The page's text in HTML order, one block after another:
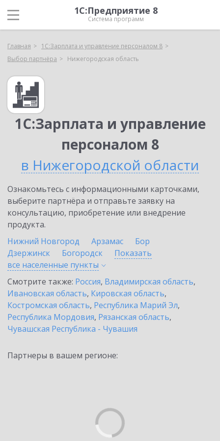
1С:Предприятие 8
Система программ
Главная
1С:Зарплата и управление персоналом 8
Выбор партнёра
Нижегородская область
1С:Зарплата и управление
персоналом 8
в Нижегородской области
Ознакомьтесь с информационными карточками,
выберите партнёра и отправьте заявку на
консультацию, приобретение или внедрение
продукта.
Нижний Новгород
Арзамас
Бор
Дзержинск
Богородск
Показать
все населенные пункты
Смотрите также: Россия, Владимирская область,
Ивановская область, Кировская область,
Костромская область, Республика Марий Эл,
Республика Мордовия, Рязанская область,
Чувашская Республика - Чувашия
Партнеры в вашем регионе: